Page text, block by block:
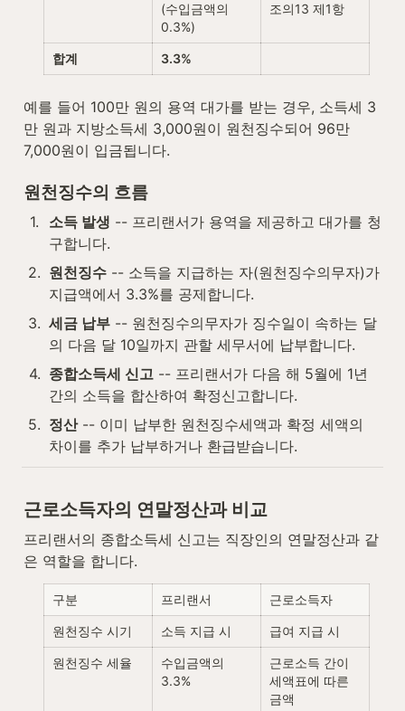
(수입금액의
0.3%)
조의13 제1항
합계 3.3%
예를 들어 100만 원의 용역 대가를 받는 경우, 소득세 3
만 원과 지방소득세 3,000원이 원천징수되어 96만
7,000원이 입금됩니다.
원천징수의 흐름
1. 소득 발생 -- 프리랜서가 용역을 제공하고 대가를 청
구합니다.
2. 원천징수 -- 소득을 지급하는 자(원천징수의무자)가
지급액에서 3.3%를 공제합니다.
3. 세금 납부 -- 원천징수의무자가 징수일이 속하는 달
의 다음 달 10일까지 관할 세무서에 납부합니다.
4. 종합소득세 신고 -- 프리랜서가 다음 해 5월에 1년
간의 소득을 합산하여 확정신고합니다.
5. 정산 -- 이미 납부한 원천징수세액과 확정 세액의
차이를 추가 납부하거나 환급받습니다.
근로소득자의 연말정산과 비교
프리랜서의 종합소득세 신고는 직장인의 연말정산과 같
은 역할을 합니다.
구분 프리랜서 근로소득자
원천징수 시기 소득 지급 시 급여 지급 시
원천징수 세율
수입금액의
3.3%
근로소득 간이
세액표에 따른
금액